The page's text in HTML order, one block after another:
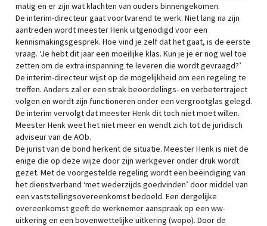
matig en er zijn wat klachten van ouders binnengekomen.
De interim-directeur gaat voortvarend te werk. Niet lang na zijn
aantreden wordt meester Henk uitgenodigd voor een
kennismakingsgesprek. Hoe vind je zelf dat het gaat, is de eerste
vraag. ‘Je hebt dit jaar een moeilijke klas. Kun je je er nog wel toe
zetten om de extra inspanning te leveren die wordt gevraagd?’
De interim-directeur wijst op de mogelijkheid om een regeling te
treffen. Anders zal er een strak beoordelings- en verbetertraject
volgen en wordt zijn functioneren onder een vergrootglas gelegd.
De interim vervolgt dat meester Henk dit toch niet moet willen.
Meester Henk weet het niet meer en wendt zich tot de juridisch
adviseur van de AOb.
De jurist van de bond herkent de situatie. Meester Henk is niet de
enige die op deze wijze door zijn werkgever onder druk wordt
gezet. Met de voorgestelde regeling wordt een beëindiging van
het dienstverband ‘met wederzijds goedvinden’ door middel van
een vaststellingsovereenkomst bedoeld. Een dergelijke
overeenkomst geeft de werknemer aanspraak op een ww-
uitkering en een bovenwettelijke uitkering (wopo). Door de